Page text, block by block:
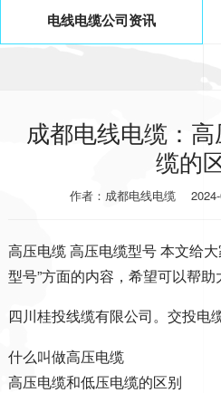
电线电缆公司资讯
成都电线电缆：
缆的
作者：成都电线电缆
高压电缆 高压电缆型号 本文给
型号”方面的内容，希望可以帮助
四川桂投线缆有限公司。交投电缆
什么叫做高压电缆
高压电缆和低压电缆的区别